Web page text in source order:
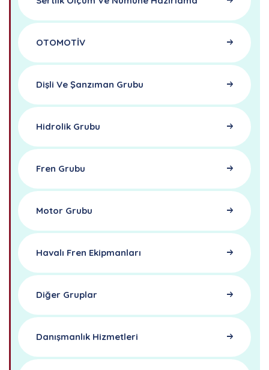
OTOMOTİV
Dişli Ve Şanzıman Grubu
Hidrolik Grubu
Fren Grubu
Motor Grubu
Havalı Fren Ekipmanları
Diğer Gruplar
Danışmanlık Hizmetleri